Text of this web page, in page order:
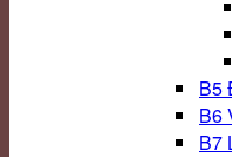
B5
B6
B7